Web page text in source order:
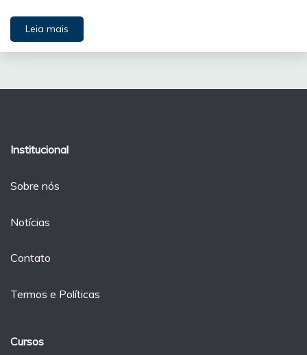
Leia mais
Institucional
Sobre nós
Notícias
Contato
Termos e Políticas
Cursos